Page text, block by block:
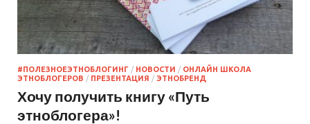
#ПОЛЕЗНОЕЭТНОБЛОГИНГ / НОВОСТИ / ОНЛАЙН ШКОЛА
ЭТНОБЛОГЕРОВ / ПРЕЗЕНТАЦИЯ / ЭТНОБРЕНД
Хочу получить книгу «Путь
этноблогера»!